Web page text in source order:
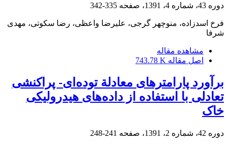
دوره 43، شماره 4، 1391، صفحه 335-342
فرخ اسدزاده، منوچهر گرجی، علیرضا واعظی، رضا سکوتی، مهدی
شرفا
مشاهده مقاله
اصل مقاله 743.78 K
برآورد پارامترهای معادلة توده‌ای- پراکنشی
تعادلی با استفاده از داده‌های هیدرولیکی
خاک
دوره 42، شماره 2، 1391، صفحه 241-248